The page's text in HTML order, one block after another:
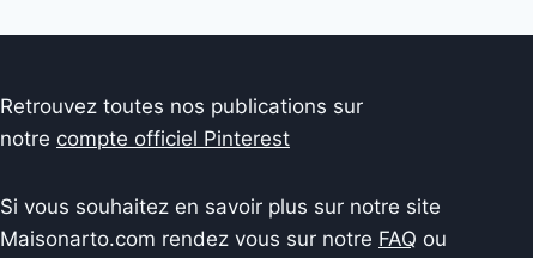
Retrouvez toutes nos publications sur
notre compte officiel Pinterest
Si vous souhaitez en savoir plus sur notre site
Maisonarto.com rendez vous sur notre FAQ ou